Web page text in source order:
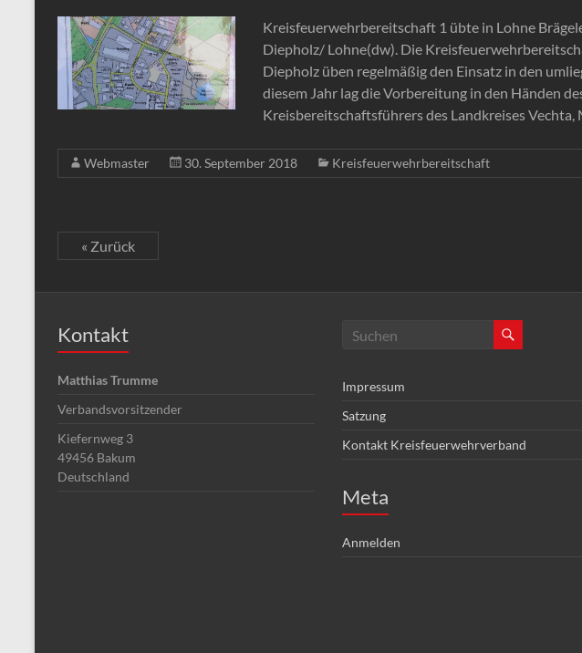
Kreisfeuerwehrbereitschaft 1 übte in Lohne
Diepholz/ Lohne(dw). Die
Diepholz üben regelmäßig den Einsatz in den
diesem Jahr lag die Vorbereitung in den Händen
Kreisbereitschaftsführers des Landkreises
Webmaster 30. September 2018 Kreisfeuerwehrbereitschaft
« Zurück
Kontakt
Matthias Trumme
Verbandsvorsitzender
Kiefernweg 3
49456 Bakum
Deutschland
Impressum
Satzung
Kontakt Kreisfeuerwehrverband
Meta
Anmelden